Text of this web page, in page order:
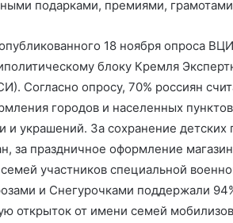
подарками, премиями,
18 ноября опроса
блоку Кремля
Согласно опросу, 70% россиян
городов и населенных
и украшений. За сохранение детских
за праздничное оформление
участников специальной
и Снегурочками поддержали
открыток от имени семей